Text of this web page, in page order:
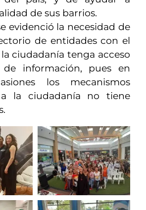
de sus barrios.
evidenció la necesidad de
de entidades con el
ciudadanía tenga acceso
información, pues en
los mecanismos
la ciudadanía no tiene